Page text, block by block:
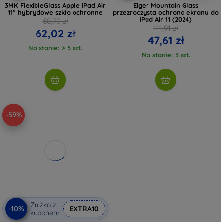
3MK FlexibleGlass Apple iPad Air
11" hybrydowe szkło ochronne
68,90 zł
62,02 zł
Na stanie: > 5 szt.
Eiger Mountain Glass
przezroczysta ochrona ekranu do
iPad Air 11 (2024)
111,91 zł
47,61 zł
Na stanie: 3 szt.
-59%
-10%
Zniżka z
kuponem
EXTRA10